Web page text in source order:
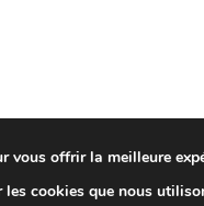
vous offrir la meilleure
les cookies que nous